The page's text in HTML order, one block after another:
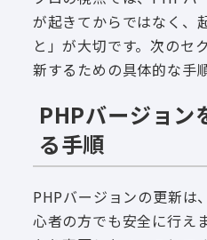
が起きてからではなく、
と」が大切です。次のセ
新するための具体的な手
PHPバージョン
る手順
PHPバージョンの更新は
心者の方でも安全に行え